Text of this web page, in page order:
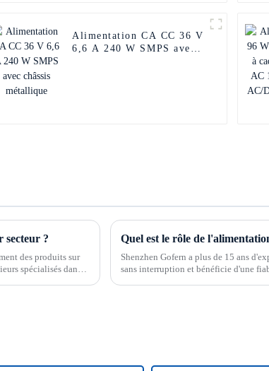
Alimentation CA CC 36 V
6,6 A 240 W SMPS avec
secteur ?
des produits sur
spécialisés dans
Quel est le rôle de
Shenzhen Gofern a plus de 15 ans
sans interruption et bénéficie d'une